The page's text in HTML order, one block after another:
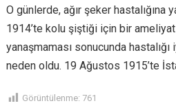
O günlerde, ağır şeker hastalığına
1914’te kolu şiştiği için bir
yanaşmaması sonucunda
neden oldu. 19 Ağustos 1915’te
Görüntülenme: 761